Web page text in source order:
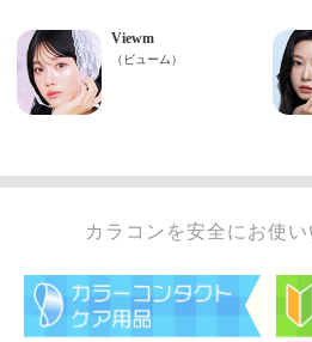
カラコンを安全にお使